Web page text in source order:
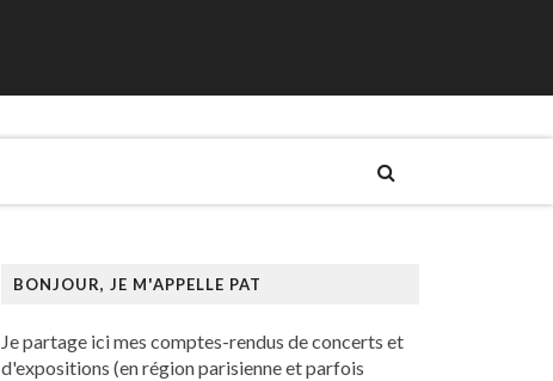
BONJOUR, JE M'APPELLE PAT
Je partage ici mes comptes-rendus de concerts et
d'expositions (en région parisienne et parfois